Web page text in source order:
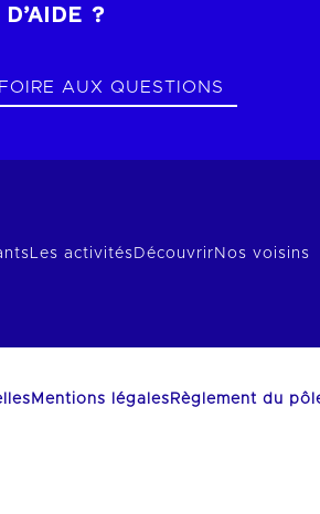
?
FOIRE AUX QUESTIONS
Les activités Découvrir Nos voisins
Mentions légales Règlement du